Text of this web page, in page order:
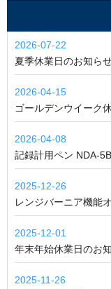
2026-07-22
夏季休業日のお知ら
2026-04-15
ゴールデンウイーク
2026-04-08
記録計用ペン NDA-
2025-12-26
レンジバーニア機能
2025-12-01
年末年始休業日のお
2025-11-26